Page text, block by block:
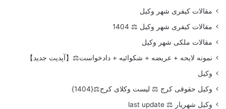
مقالات کیفری شهر وکیل
مقالات کیفری شهر وکیل ⚖️ 1404
مقالات ملکی شهر وکیل
نمونه لایحه + عریضه + شکوائیه + دادخواست⚖️【آپدیت جدید】
وکیل
وکیل حقوقی کرج ⚖️ لیست وکلای کرج⚖️{1404}
وکیل شهریار ⚖️ last update